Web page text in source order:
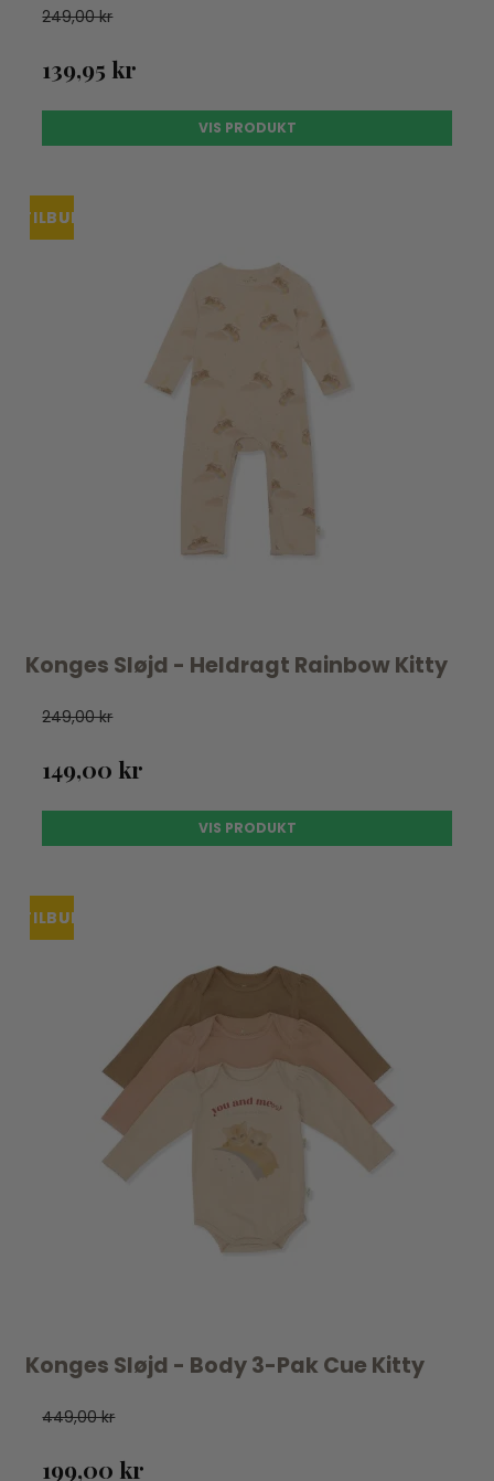
249,00 kr
139,95 kr
VIS PRODUKT
TILBUDUDSOLGT
Konges Sløjd - Heldragt Rainbow Kitty
249,00 kr
149,00 kr
VIS PRODUKT
TILBUDUDSOLGT
Konges Sløjd - Body 3-Pak Cue Kitty
449,00 kr
199,00 kr